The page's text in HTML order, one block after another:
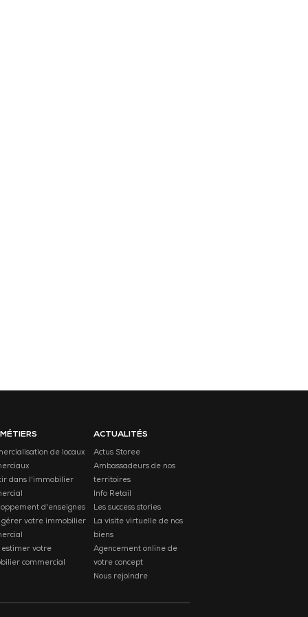
de locaux
dans l'immobilier
d'enseignes
gérer votre immobilier
estimer votre
commercial
ACTUALITÉS
Actus Storee
Ambassadeurs de nos
territoires
Info Retail
Les success stories
La visite virtuelle de nos
biens
Agencement online de
votre concept
Nous rejoindre